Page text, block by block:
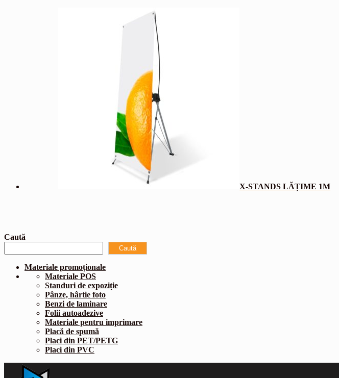
X-STANDS LĂȚIME 1M
Caută
Caută
Materiale promoționale
Materiale POS
Standuri de expoziție
Pânze, hârtie foto
Benzi de laminare
Folii autoadezive
Materiale pentru imprimare
Placă de spumă
Placi din PET/PETG
Placi din PVC